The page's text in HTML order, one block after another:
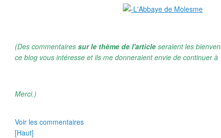
(Des commentaires sur le thème de l'article seraient les
ce blog vous intéresse et ils me donneraient envie de continuer
Merci.)
Voir les commentaires
[Haut]